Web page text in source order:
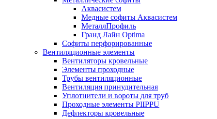
Аквасистем
Медные софиты Аквасистем
МеталлПрофиль
Гранд Лайн Optima
Софиты перфорированные
Вентиляционные элементы
Вентиляторы кровельные
Элементы проходные
Трубы вентиляционные
Вентиляция принудительная
Уплотнители и вороты для труб
Проходные элементы PIIPPU
Дефлекторы кровельные